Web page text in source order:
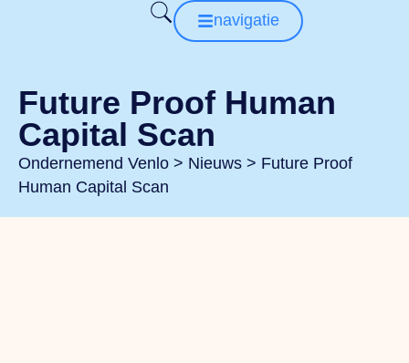
navigatie
Future Proof Human
Capital Scan
Ondernemend Venlo > Nieuws > Future Proof
Human Capital Scan